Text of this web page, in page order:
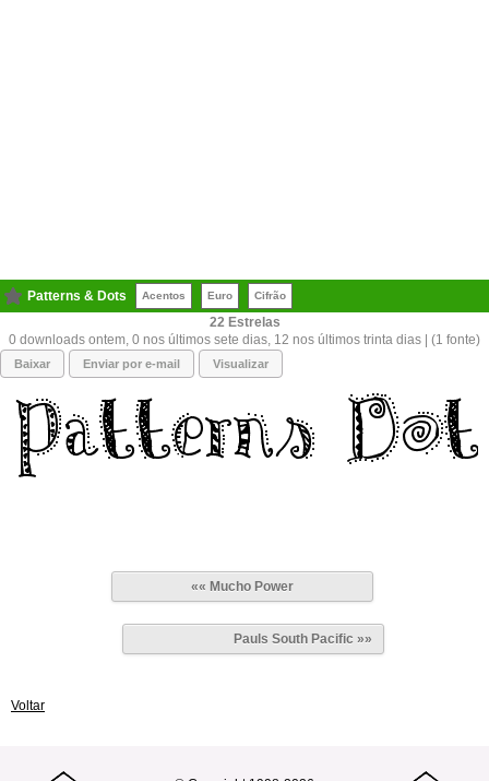
Patterns & Dots Acentos Euro Cifrão
22
0 downloads ontem, 0 nos últimos sete dias, 12 nos últimos trinta dias | (1 fonte)
Baixar Enviar por e-mail Visualizar
«« Mucho Power
Pauls South Pacific »»
Voltar